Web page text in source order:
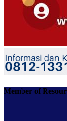
Member of